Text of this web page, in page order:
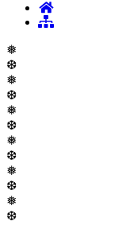
❅
❆
❅
❆
❅
❆
❅
❆
❅
❆
❅
❆